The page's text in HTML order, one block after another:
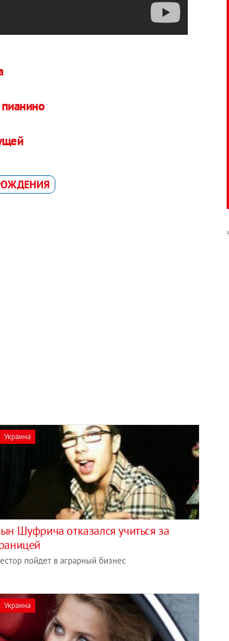
Украина
Шуфрича отказался учиться за
пойдет в аграрный бизнес
Украина